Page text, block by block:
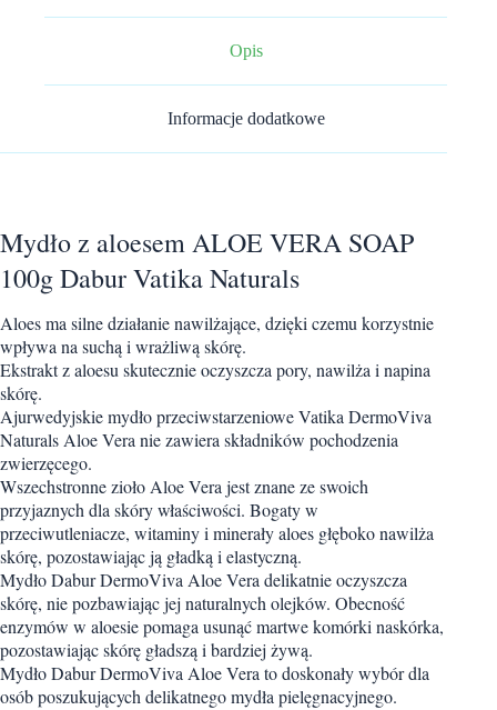
Opis
Informacje dodatkowe
Mydło z aloesem ALOE VERA SOAP
100g Dabur Vatika Naturals
Aloes ma silne działanie nawilżające, dzięki czemu korzystnie
wpływa na suchą i wrażliwą skórę.
Ekstrakt z aloesu skutecznie oczyszcza pory, nawilża i napina
skórę.
Ajurwedyjskie mydło przeciwstarzeniowe Vatika DermoViva
Naturals Aloe Vera nie zawiera składników pochodzenia
zwierzęcego.
Wszechstronne zioło Aloe Vera jest znane ze swoich
przyjaznych dla skóry właściwości. Bogaty w
przeciwutleniacze, witaminy i minerały aloes głęboko nawilża
skórę, pozostawiając ją gładką i elastyczną.
Mydło Dabur DermoViva Aloe Vera delikatnie oczyszcza
skórę, nie pozbawiając jej naturalnych olejków. Obecność
enzymów w aloesie pomaga usunąć martwe komórki naskórka,
pozostawiając skórę gładszą i bardziej żywą.
Mydło Dabur DermoViva Aloe Vera to doskonały wybór dla
osób poszukujących delikatnego mydła pielęgnacyjnego.